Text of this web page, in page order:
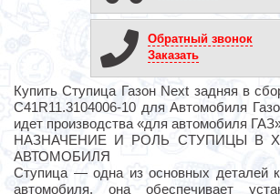
Обратный звонок
Заказать
Купить Ступица Газон Next задняя в
C41R11.3104006-10 для Автомобиля
идет производства «для автомобиля
НАЗНАЧЕНИЕ И РОЛЬ СТУПИЦЫ В
АВТОМОБИЛЯ
Ступица — одна из основных деталей
автомобиля, она обеспечивает